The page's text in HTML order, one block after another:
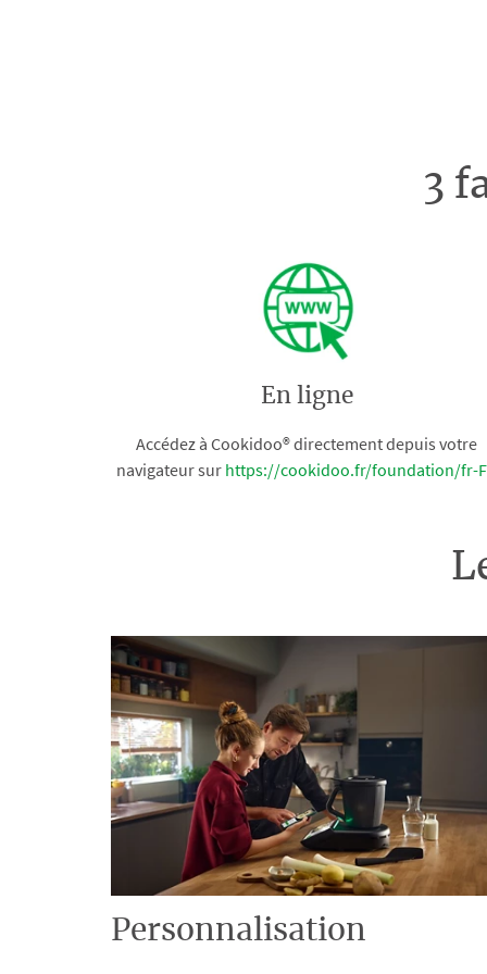
3
En ligne
Accédez à Cookidoo® directement depuis votre
navigateur sur https://cookidoo.fr/foundation/fr-
Personnalisation